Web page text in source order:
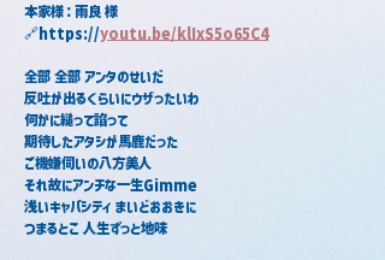
本家様：雨良 様
🔗https://youtu.be/klIxS5o65C4
全部 全部 アンタのせいだ
反吐が出るくらいにウザったいわ
何かに縋って諂って
期待したアタシが馬鹿だった
ご機嫌伺いの八方美人
それ故にアンチな一生Gimme
浅いキャパシティ まいどおおきに
つまるとこ 人生ずっと地味